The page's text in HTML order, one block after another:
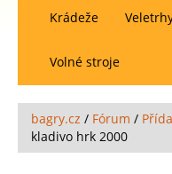
Krádeže
Volné stroje
bagry.cz / Fórum /
kladivo hrk 2000